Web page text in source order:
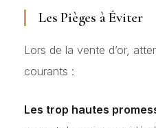
Les Pièges à Éviter
Lors de la vente d’or,
courants :
Les trop hautes